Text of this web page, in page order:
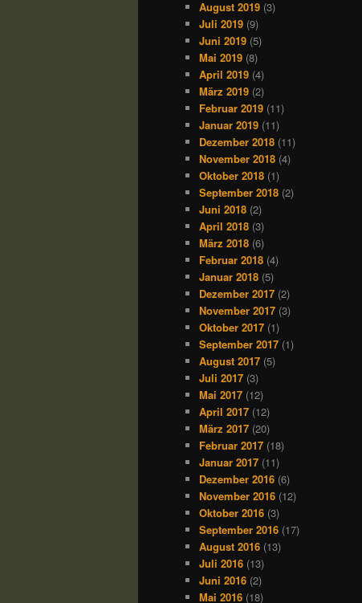
August 2019 (3)
Juli 2019 (9)
Juni 2019 (5)
Mai 2019 (8)
April 2019 (4)
März 2019 (2)
Februar 2019 (11)
Januar 2019 (11)
Dezember 2018 (11)
November 2018 (4)
Oktober 2018 (1)
September 2018 (2)
Juni 2018 (2)
April 2018 (3)
März 2018 (6)
Februar 2018 (4)
Januar 2018 (5)
Dezember 2017 (2)
November 2017 (3)
Oktober 2017 (1)
September 2017 (1)
August 2017 (5)
Juli 2017 (3)
Mai 2017 (12)
April 2017 (12)
März 2017 (20)
Februar 2017 (18)
Januar 2017 (11)
Dezember 2016 (6)
November 2016 (12)
Oktober 2016 (3)
September 2016 (17)
August 2016 (13)
Juli 2016 (13)
Juni 2016 (2)
Mai 2016 (18)